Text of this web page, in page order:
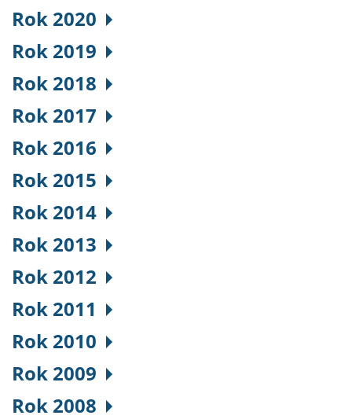
Rok 2020
Rok 2019
Rok 2018
Rok 2017
Rok 2016
Rok 2015
Rok 2014
Rok 2013
Rok 2012
Rok 2011
Rok 2010
Rok 2009
Rok 2008